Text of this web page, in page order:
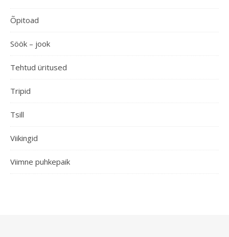
Õpitoad
Söök – jook
Tehtud üritused
Tripid
Tsill
Viikingid
Viimne puhkepaik